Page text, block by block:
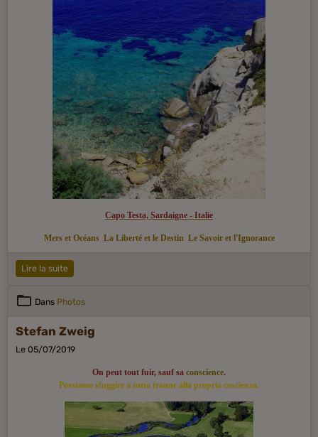
Capo Testa, Sardaigne - Italie
Mers et Océans La Liberté et le Destin Le Savoir et l'Ignorance
Lire la suite
Dans Photos
Stefan Zweig
Le 05/07/2019
On peut tout fuir, sauf sa conscience.
Possiamo sfuggire a tutto tranne alla propria coscienza.